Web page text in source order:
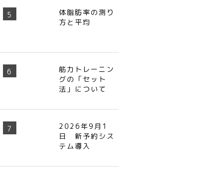
体脂肪率の測り
方と平均
筋力トレーニン
グの「セット
法」について
2026年9月1
日 新予約シス
テム導入